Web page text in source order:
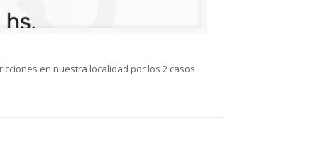
en nuestra localidad por los 2 casos